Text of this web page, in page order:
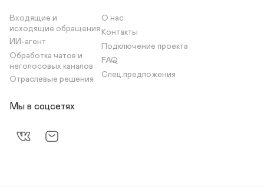
Входящие и
исходящие обращения
ИИ-агент
Обработка чатов и
неголосовых каналов
Отраслевые решения
О нас
Контакты
Подключение проекта
FAQ
Спец.предложения
Мы в соцсетях